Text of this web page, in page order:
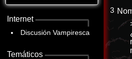
Internet
Discusión Vampiresca
Temáticos
3